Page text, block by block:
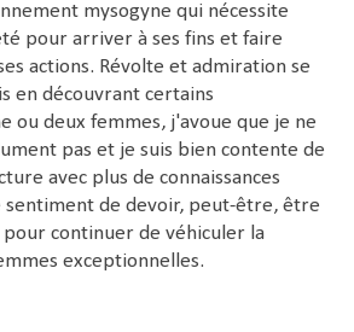
mysogyne qui nécessite
pour arriver à ses fins et faire
actions. Révolte et admiration se
en découvrant certains
ou deux femmes, j'avoue que je ne
pas et je suis bien contente de
avec plus de connaissances
sentiment de devoir, peut-être, être
continuer de véhiculer la
exceptionnelles.